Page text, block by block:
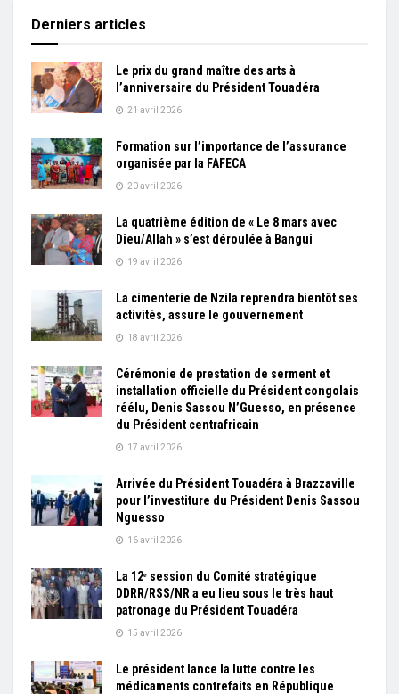
Derniers articles
Le prix du grand maître des arts à
l’anniversaire du Président Touadéra
21 avril 2026
Formation sur l’importance de l’assurance
organisée par la FAFECA
20 avril 2026
La quatrième édition de « Le 8 mars avec
Dieu/Allah » s’est déroulée à Bangui
19 avril 2026
La cimenterie de Nzila reprendra bientôt ses
activités, assure le gouvernement
18 avril 2026
Cérémonie de prestation de serment et
installation officielle du Président congolais
réélu, Denis Sassou N’Guesso, en présence
du Président centrafricain
17 avril 2026
Arrivée du Président Touadéra à Brazzaville
pour l’investiture du Président Denis Sassou
Nguesso
16 avril 2026
La 12ᵉ session du Comité stratégique
DDRR/RSS/NR a eu lieu sous le très haut
patronage du Président Touadéra
15 avril 2026
Le président lance la lutte contre les
médicaments contrefaits en République